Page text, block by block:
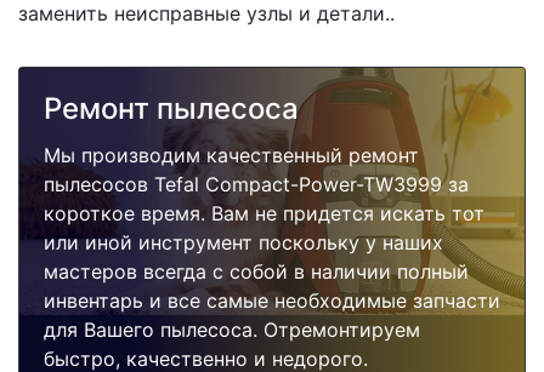
заменить неисправные узлы и детали..
Ремонт пылесоса
Мы производим качественный ремонт
пылесосов Tefal Compact-Power-TW3999 за
короткое время. Вам не придется искать тот
или иной инструмент поскольку у наших
мастеров всегда с собой в наличии полный
инвентарь и все самые необходимые запчасти
для Вашего пылесоса. Отремонтируем
быстро, качественно и недорого.